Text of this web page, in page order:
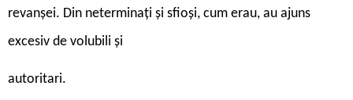
revanșei. Din neterminați și sfioși, cum erau, au ajuns
excesiv de volubili și
autoritari.